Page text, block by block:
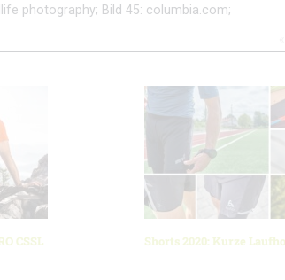
photography; Bild 45: columbia.com;
CSSL Shorts 2020: Kurze